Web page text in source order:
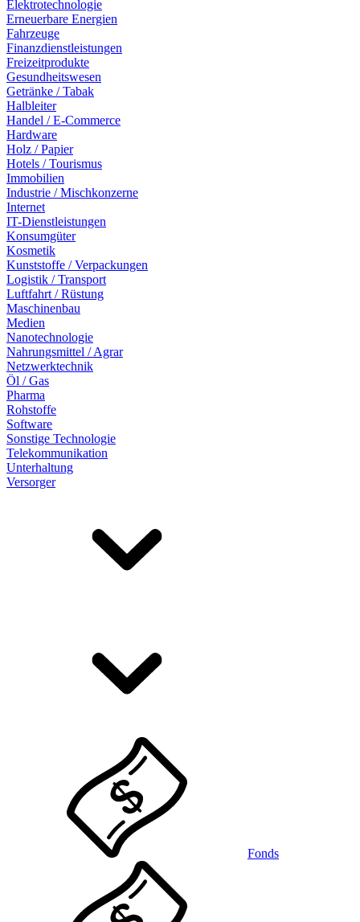
Elektrotechnologie
Erneuerbare Energien
Fahrzeuge
Finanzdienstleistungen
Freizeitprodukte
Gesundheitswesen
Getränke / Tabak
Halbleiter
Handel / E-Commerce
Hardware
Holz / Papier
Hotels / Tourismus
Immobilien
Industrie / Mischkonzerne
Internet
IT-Dienstleistungen
Konsumgüter
Kosmetik
Kunststoffe / Verpackungen
Logistik / Transport
Luftfahrt / Rüstung
Maschinenbau
Medien
Nanotechnologie
Nahrungsmittel / Agrar
Netzwerktechnik
Öl / Gas
Pharma
Rohstoffe
Software
Sonstige Technologie
Telekommunikation
Unterhaltung
Versorger
Fonds